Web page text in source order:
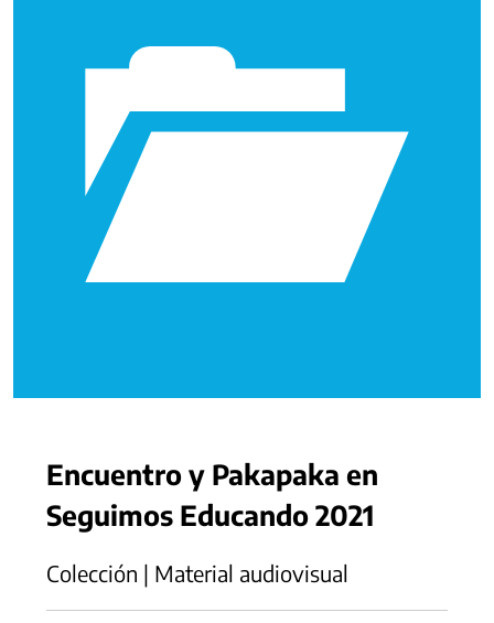
Encuentro y Pakapaka en
Seguimos Educando 2021
Colección | Material audiovisual